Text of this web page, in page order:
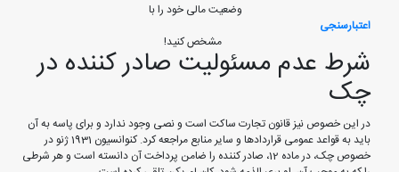
وضعیت مالی خود را با
اعتبارسنجی
مشخص کنید!
شرط عدم مسئولیت صادر کننده در
چک
در این خصوص نیز قانون تجارت ساکت است و نصی وجود ندارد و برای پاسه به آن
باید به قواعد عمومی قراردادها و سایر منابع مراجعه کرد. کنوانسیون 1931 ژنو در
خصوص چک، در ماده 12، صادر کننده را ضامن پرداخت آن دانسته است و هر شرطی